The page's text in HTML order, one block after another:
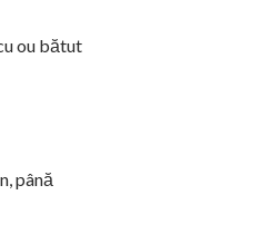
ou bătut
până